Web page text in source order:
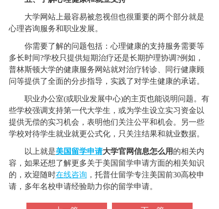
大学网站上最容易被忽视但也很重要的两个部分就是
心理咨询服务和职业发展。
你需要了解的问题包括：心理健康的支持服务需要等
多长时间?学校只提供短期治疗还是长期护理协调?例如，
普林斯顿大学的健康服务网站就对治疗转诊、同行健康顾
问等提供了全面的分步指导，实践了对学生健康的承诺。
职业办公室(或职业发展中心)的主页也能说明问题。有
些学校强调支持第一代大学生，或为学生设立实习资金以
提供无偿的实习机会，表明他们关注公平和机会。另一些
学校对待学生就业就更公式化，只关注结果和就业数据。
以上就是美国留学申请大学官网信息怎么用 的相关内
容，如果还想了解更多关于美国留学申请方面的相关知识
的，欢迎随时在线咨询 ，托普仕留学专注美国前30高校申
请，多年名校申请经验助力你的留学申请。